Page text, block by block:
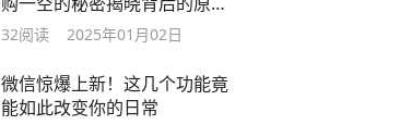
是什么？
32阅读 2025年01月02日
微信惊爆上新！这几个功能竟
能如此改变你的日常